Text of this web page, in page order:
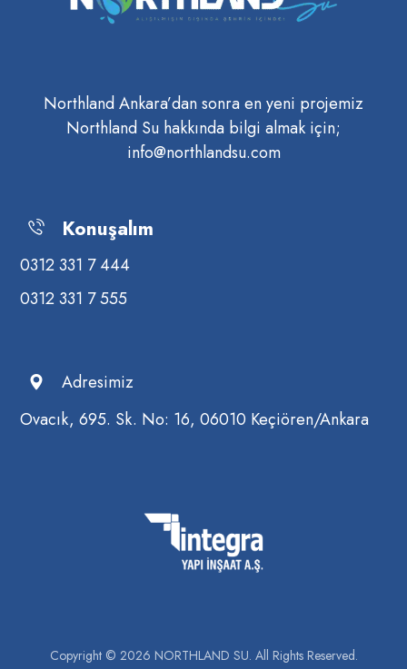
Northland Ankara’dan sonra en yeni projemiz
Northland Su hakkında bilgi almak için;
info@northlandsu.com
Konuşalım
0312 331 7 444
0312 331 7 555
Adresimiz
Ovacık, 695. Sk. No: 16, 06010 Keçiören/Ankara
Copyright © 2026 NORTHLAND SU. All Rights Reserved.